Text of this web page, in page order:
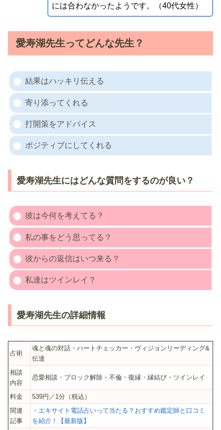
には合わなかったようです。（40代女性）
愛寿湖先生ってどんな先生？
結果はハッキリ伝える
寄り添ってくれる
打開策をアドバイス
ポジティブにしてくれる
愛寿湖先生にはどんな質問をするのが良い？
彼は今何を考えてる？
私の事をどう思ってる？
彼からの返信はいつ来る？
私達はツインレイ？
愛寿湖先生の詳細情報
占術
魂と魂の対話・ハートチェッカー・ヴィジョンリーディング&
伝達
相談
内容
恋愛相談・ブロック解除・不倫・復縁・縁結び・ツインレイ
料金
539円／1分（税込）
関連
記事
・ エキサイト電話占いって当たる？おすすめ鑑定師と口コミ
を紹介！【最新版】